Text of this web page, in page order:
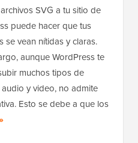
SVG a tu sitio de
puede hacer que tus
se vean nítidas y claras.
aunque WordPress te
muchos tipos de
y video, no admite
Esto se debe a que los